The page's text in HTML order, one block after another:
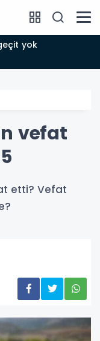
yok
vefat
etti? Vefat